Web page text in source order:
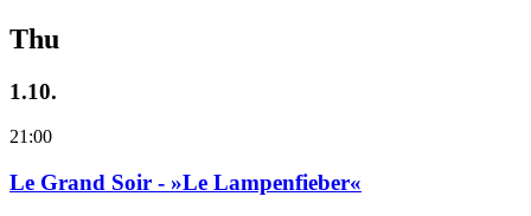
Thu
1.10.
21:00
Le Grand Soir - »Le Lampenfieber«